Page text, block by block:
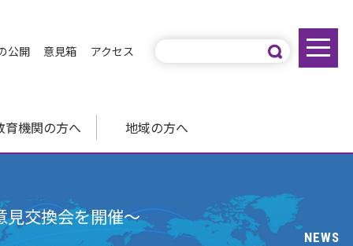
公開 意見箱 アクセス
育機関の方へ 地域の方へ
交換会を開催～
NEWS